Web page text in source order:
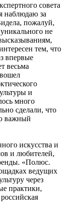
совета
наблюдаю за
пожалуй,
не
тем, что
впервые
весьма
и
много
сделали, что
важный
искусства и
и любителей,
«Полюс.
ведущих
через
практики,